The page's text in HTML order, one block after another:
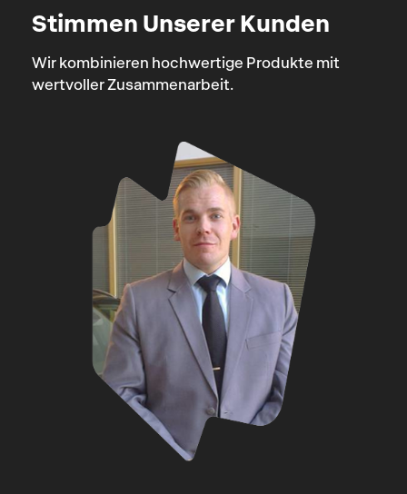
Stimmen Unserer Kunden
Wir kombinieren hochwertige Produkte mit
wertvoller Zusammenarbeit.